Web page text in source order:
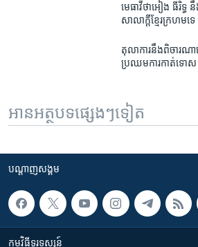
មេធាវី​ថា​អៀង ធីរិទ្ធ
សាលាក្តី​ខ្មែរ​ក្រហម​ទេ
តុលាការ​នឹង​ពិចារណា​​
ប្រឈម​ការកាត់​ទោស
អានអត្ថបទផ្សេងៗទៀត
បណ្តាញ​សង្គម
កម្មវិធី​ទូរទស្សន៍